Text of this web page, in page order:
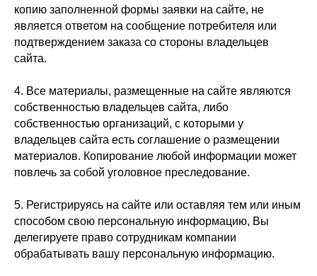
копию заполненной формы заявки на сайте, не
является ответом на сообщение потребителя или
подтверждением заказа со стороны владельцев
сайта.
4. Все материалы, размещенные на сайте являются
собственностью владельцев сайта, либо
собственностью организаций, с которыми у
владельцев сайта есть соглашение о размещении
материалов. Копирование любой информации может
повлечь за собой уголовное преследование.
5. Регистрируясь на сайте или оставляя тем или иным
способом свою персональную информацию, Вы
делегируете право сотрудникам компании
обрабатывать вашу персональную информацию.